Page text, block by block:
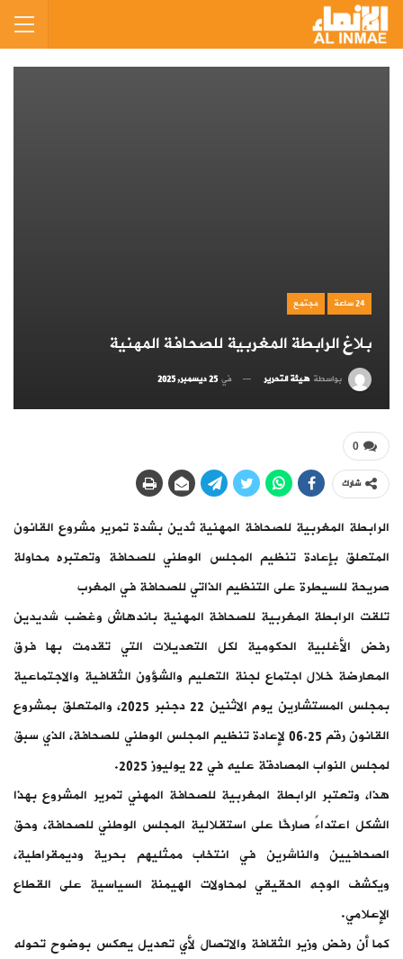
24 ساعة مجتمع
بلاغ الرابطة المغربية للصحافة المهنية
بواسطة هيئة التحرير في 25 ديسمبر, 2025
0
شارك
الرابطة المغربية للصحافة المهنية تُدين بشدة تمرير مشروع القانون
المتعلق بإعادة تنظيم المجلس الوطني للصحافة وتعتبره محاولة
صريحة للسيطرة على التنظيم الذاتي للصحافة في المغرب
تلقت الرابطة المغربية للصحافة المهنية باندهاش وغضب شديدين
رفض الأغلبية الحكومية لكل التعديلات التي تقدمت بها فرق
المعارضة خلال اجتماع لجنة التعليم والشؤون الثقافية والاجتماعية
بمجلس المستشارين يوم الاثنين 22 دجنبر 2025، والمتعلق بمشروع
القانون رقم 06.25 لإعادة تنظيم المجلس الوطني للصحافة، الذي سبق
لمجلس النواب المصادقة عليه في 22 يوليوز 2025.
هذا، وتعتبر الرابطة المغربية للصحافة المهني تمرير المشروع بهذا
الشكل اعتداءً صارخًا على استقلالية المجلس الوطني للصحافة، وحق
الصحافيين والناشرين في انتخاب ممثليهم بحرية وديمقراطية،
ويكشف الوجه الحقيقي لمحاولات الهيمنة السياسية على القطاع
الإعلامي.
كما أن رفض وزير الثقافة والاتصال لأي تعديل يعكس بوضوح تحوله